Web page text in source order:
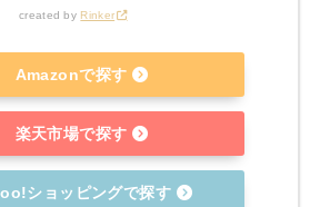
created by Rinker
Amazonで探す
楽天市場で探す
ショッピングで探す